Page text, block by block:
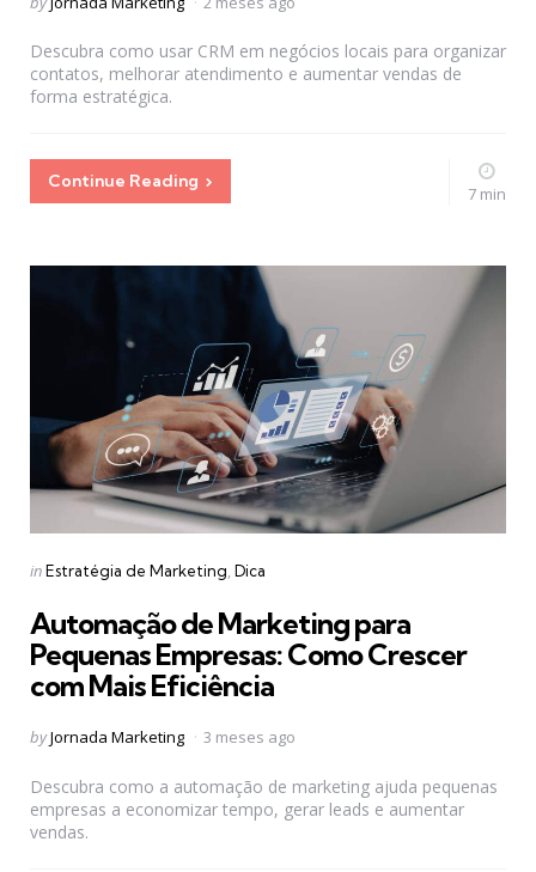
Descubra como usar CRM em negócios locais para organizar
contatos, melhorar atendimento e aumentar vendas de
forma estratégica.
Continue Reading
7 min
Categories
Posted
inEstratégia de Marketing Dica
Automação de Marketing para
Pequenas Empresas: Como Crescer
com Mais Eficiência
Posted
byJornada Marketing 3 meses ago
Descubra como a automação de marketing ajuda pequenas
empresas a economizar tempo, gerar leads e aumentar
vendas.